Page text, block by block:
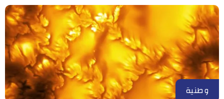
وطنية